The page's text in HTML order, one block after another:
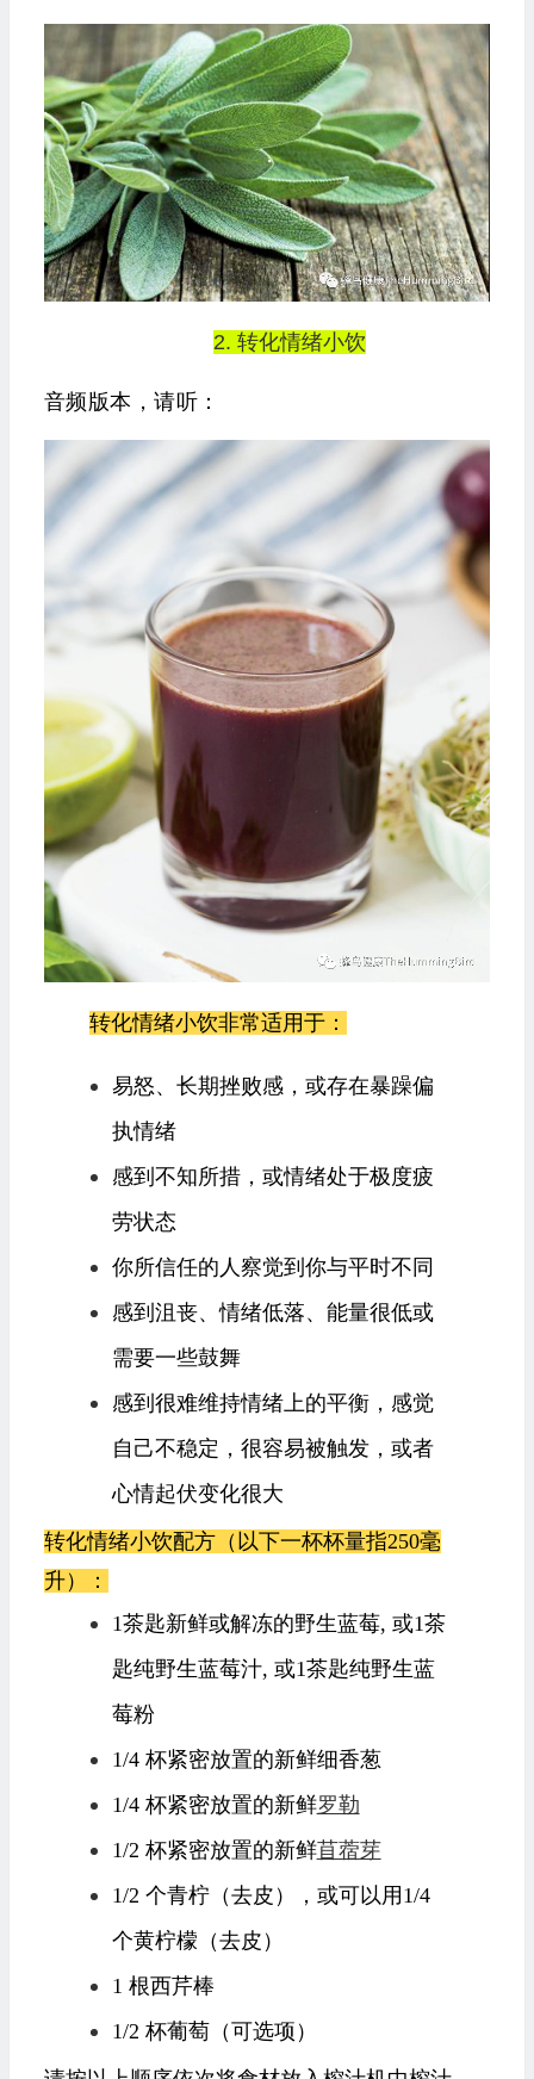
2. 转化情绪小饮
音频版本，请听：
转化情绪小饮非常适用于：
易怒、长期挫败感，或存在暴躁偏
执情绪
感到不知所措，或情绪处于极度疲
劳状态
你所信任的人察觉到你与平时不同
感到沮丧、情绪低落、能量很低或
需要一些鼓舞
感到很难维持情绪上的平衡，感觉
自己不稳定，很容易被触发，或者
心情起伏变化很大
转化情绪小饮配方（以下一杯杯量指250毫
升）：
1茶匙新鲜或解冻的野生蓝莓, 或1茶
匙纯野生蓝莓汁, 或1茶匙纯野生蓝
莓粉
1/4 杯紧密放置的新鲜细香葱
1/4 杯紧密放置的新鲜罗勒
1/2 杯紧密放置的新鲜苜蓿芽
1/2 个青柠（去皮），或可以用1/4
个黄柠檬（去皮）
1 根西芹棒
1/2 杯葡萄（可选项）